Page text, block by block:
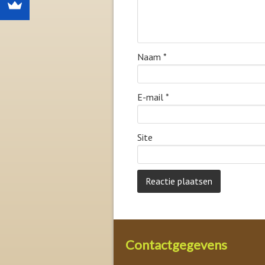
Naam *
E-mail *
Site
Contactgegevens